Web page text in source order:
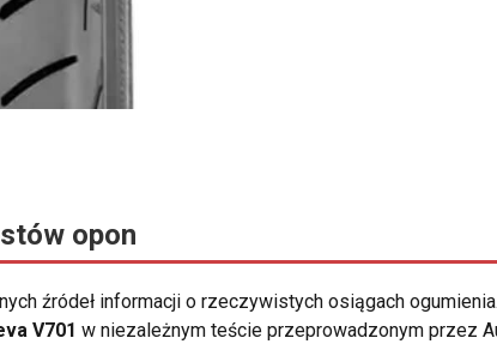
opon
źródeł informacji o rzeczywistych osiągach
V701 w niezależnym teście przeprowadzonym przez